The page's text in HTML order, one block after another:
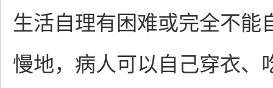
生活自理有困难或完全不能
慢地，病人可以自己穿衣、